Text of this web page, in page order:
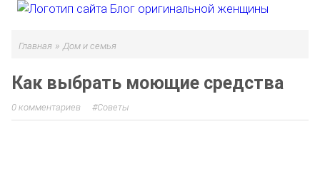
Главная » Дом и семья
Как выбрать моющие средства
0 комментариев Советы